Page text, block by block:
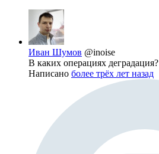
Иван Шумов @inoise
В каких операциях деградация?
Написано более трёх лет назад